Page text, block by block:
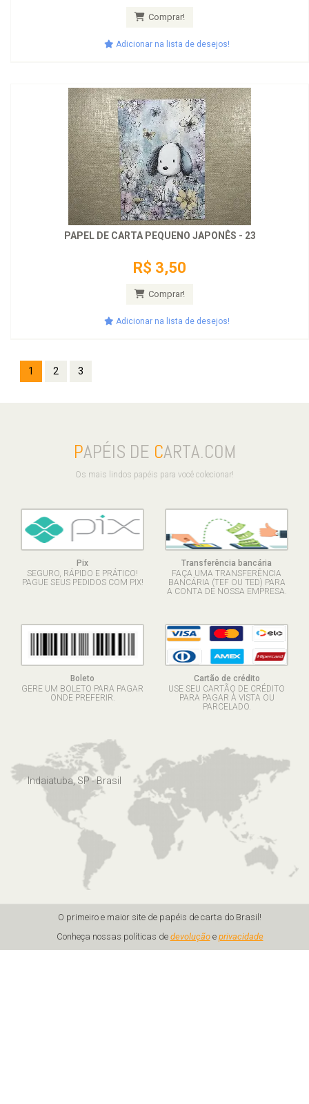
Comprar!
Adicionar na lista de desejos!
PAPEL DE CARTA PEQUENO JAPONÊS - 23
R$ 3,50
Comprar!
Adicionar na lista de desejos!
1 2 3
PAPÉIS DE CARTA.COM
Os mais lindos papéis para você colecionar!
Pix
SEGURO, RÁPIDO E PRÁTICO!
PAGUE SEUS PEDIDOS COM PIX!
Transferência bancária
FAÇA UMA TRANSFERÊNCIA
BANCÁRIA (TEF OU TED) PARA
A CONTA DE NOSSA EMPRESA.
Boleto
GERE UM BOLETO PARA PAGAR
ONDE PREFERIR.
Cartão de crédito
USE SEU CARTÃO DE CRÉDITO
PARA PAGAR À VISTA OU
PARCELADO.
Indaiatuba, SP - Brasil
O primeiro e maior site de papéis de carta do Brasil!
Conheça nossas políticas de devoluçãoe privacidade